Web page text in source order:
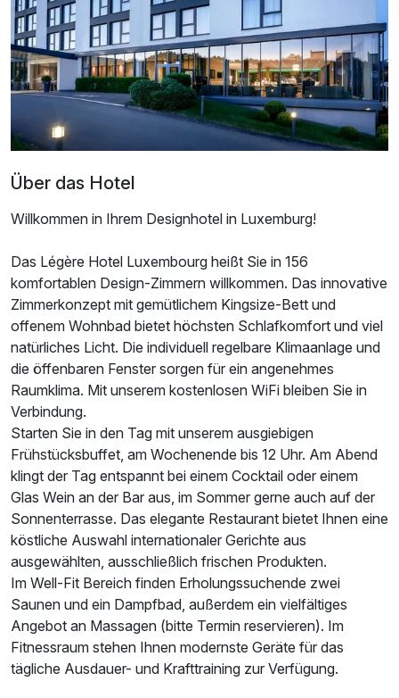
Doppelzimmer Premium
2 Erwachsene und 1 Kind
Ausstattung
Über das Hotel
Willkommen in Ihrem Designhotel in Luxemburg!
Das Légère Hotel Luxembourg heißt Sie in 156
komfortablen Design-Zimmern willkommen. Das innovative
Zimmerkonzept mit gemütlichem Kingsize-Bett und
offenem Wohnbad bietet höchsten Schlafkomfort und viel
natürliches Licht. Die individuell regelbare Klimaanlage und
die öffenbaren Fenster sorgen für ein angenehmes
Raumklima. Mit unserem kostenlosen WiFi bleiben Sie in
Verbindung.
Starten Sie in den Tag mit unserem ausgiebigen
Frühstücksbuffet, am Wochenende bis 12 Uhr. Am Abend
klingt der Tag entspannt bei einem Cocktail oder einem
Glas Wein an der Bar aus, im Sommer gerne auch auf der
Sonnenterrasse. Das elegante Restaurant bietet Ihnen eine
köstliche Auswahl internationaler Gerichte aus
ausgewählten, ausschließlich frischen Produkten.
Im Well-Fit Bereich finden Erholungssuchende zwei
Saunen und ein Dampfbad, außerdem ein vielfältiges
Angebot an Massagen (bitte Termin reservieren). Im
Fitnessraum stehen Ihnen modernste Geräte für das
tägliche Ausdauer- und Krafttraining zur Verfügung.